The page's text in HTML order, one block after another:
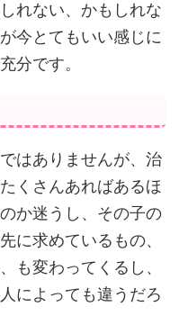
れない、かもしれな
今とてもいい感じに
分です。
はありませんが、治
くさんあればあるほ
か迷うし、その子の
に求めているもの、
も変わってくるし、
によっても違うだろ